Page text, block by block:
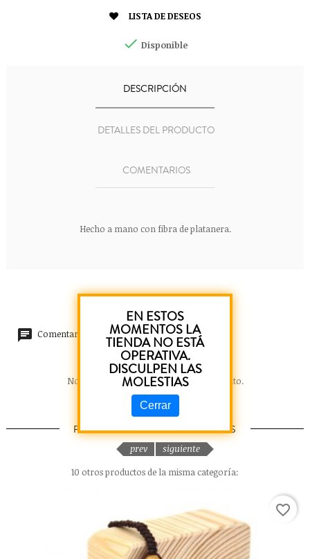
 LISTA DE DESEOS
 Disponible
DESCRIPCIÓN
DETALLES DEL PRODUCTO
COMENTARIOS
Hecho a mano con fibra de platanera.
Comentarios (0)
No hay reseñas de clientes en este momento.
PRODUCTOS RELACIONADOS
10 otros productos de la misma categoría:
favorite_border
prev siguiente
EN ESTOS
MOMENTOS LA
TIENDA NO ESTÁ
OPERATIVA.
DISCULPEN LAS
MOLESTIAS
Cerrar